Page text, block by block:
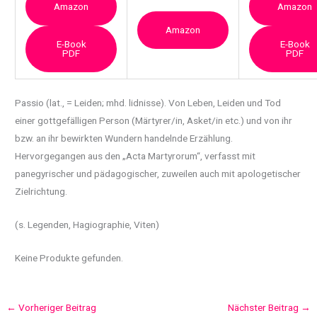
Amazon
E-Book
PDF
Amazon
Amazon
E-Book
PDF
Passio (lat., = Leiden; mhd. lidnisse). Von Leben, Leiden und Tod
einer gottgefälligen Person (Märtyrer/in, Asket/in etc.) und von ihr
bzw. an ihr bewirkten Wundern handelnde Erzählung.
Hervorgegangen aus den „Acta Martyrorum“, verfasst mit
panegyrischer und pädagogischer, zuweilen auch mit apologetischer
Zielrichtung.
(s. Legenden, Hagiographie, Viten)
Keine Produkte gefunden.
← Vorheriger Beitrag Nächster Beitrag →